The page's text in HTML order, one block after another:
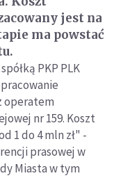
jest na
ma powstać
PKP PLK
operatem
nr 159. Koszt
1 do 4 mln zł" -
prasowej w
Miasta w tym